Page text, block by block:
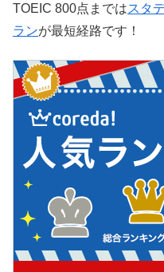
TOEIC 800点まではスタ
ランが最短経路です！